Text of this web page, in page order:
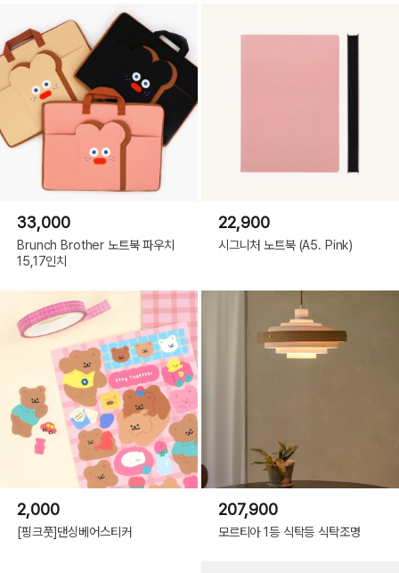
33,000
Brunch Brother 노트북 파우치
15,17인치
22,900
시그니처 노트북 (A5. Pink)
2,000
[핑크풋]댄싱베어스티커
207,900
모르티아 1등 식탁등 식탁조명